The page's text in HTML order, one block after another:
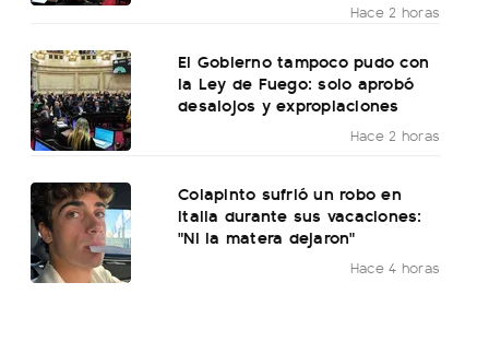
Hace 2 horas
El Gobierno tampoco pudo con
la Ley de Fuego: solo aprobó
desalojos y expropiaciones
Hace 2 horas
Colapinto sufrió un robo en
Italia durante sus vacaciones:
"Ni la matera dejaron"
Hace 4 horas